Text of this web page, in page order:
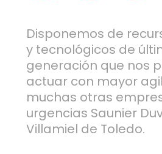
Disponemos de
y tecnológicos de
generación que nos
actuar con mayor
muchas otras
urgencias Saunier
Villamiel de Toledo.